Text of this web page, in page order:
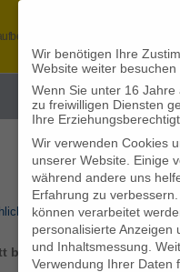
So
Home
beschließt Reform des
Wir benötigen Ihre
Website weiter besuchen
Wenn Sie unter 16
zu freiwilligen Diensten
Ihre
Wir verwenden Cookies
unserer Website. Einige
während andere uns
Erfahrung zu verbessern.
können verarbeitet
personalisierte Anzeigen
und Inhaltsmessung.
Verwendung Ihrer Daten